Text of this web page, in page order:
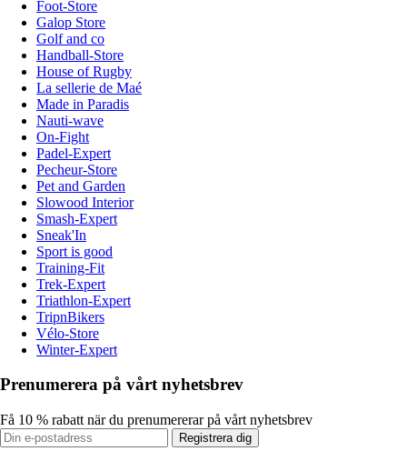
Foot-Store
Galop Store
Golf and co
Handball-Store
House of Rugby
La sellerie de Maé
Made in Paradis
Nauti-wave
On-Fight
Padel-Expert
Pecheur-Store
Pet and Garden
Slowood Interior
Smash-Expert
Sneak'In
Sport is good
Training-Fit
Trek-Expert
Triathlon-Expert
TripnBikers
Vélo-Store
Winter-Expert
Prenumerera på vårt nyhetsbrev
Få 10 % rabatt när du prenumererar på vårt nyhetsbrev
Registrera dig